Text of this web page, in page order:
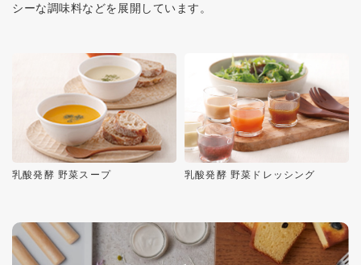
シーな調味料などを展開しています。
乳酸発酵 野菜スープ 乳酸発酵 野菜ドレッシング